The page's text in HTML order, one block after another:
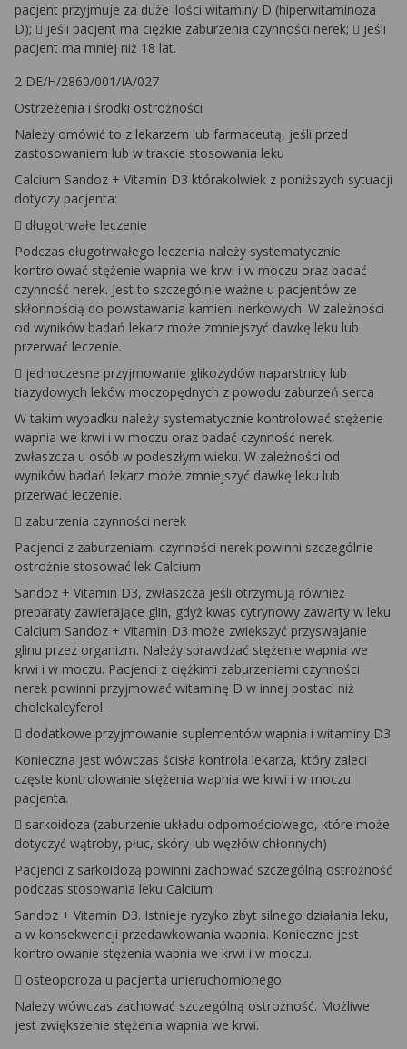
pacjent przyjmuje za duże ilości witaminy D (hiperwitaminoza
D);  jeśli pacjent ma ciężkie zaburzenia czynności nerek;  jeśli
pacjent ma mniej niż 18 lat.
2 DE/H/2860/001/IA/027
Ostrzeżenia i środki ostrożności
Należy omówić to z lekarzem lub farmaceutą, jeśli przed
zastosowaniem lub w trakcie stosowania leku
Calcium Sandoz + Vitamin D3 którakolwiek z poniższych sytuacji
dotyczy pacjenta:
 długotrwałe leczenie
Podczas długotrwałego leczenia należy systematycznie
kontrolować stężenie wapnia we krwi i w moczu oraz badać
czynność nerek. Jest to szczególnie ważne u pacjentów ze
skłonnością do powstawania kamieni nerkowych. W zależności
od wyników badań lekarz może zmniejszyć dawkę leku lub
przerwać leczenie.
 jednoczesne przyjmowanie glikozydów naparstnicy lub
tiazydowych leków moczopędnych z powodu zaburzeń serca
W takim wypadku należy systematycznie kontrolować stężenie
wapnia we krwi i w moczu oraz badać czynność nerek,
zwłaszcza u osób w podeszłym wieku. W zależności od
wyników badań lekarz może zmniejszyć dawkę leku lub
przerwać leczenie.
 zaburzenia czynności nerek
Pacjenci z zaburzeniami czynności nerek powinni szczególnie
ostrożnie stosować lek Calcium
Sandoz + Vitamin D3, zwłaszcza jeśli otrzymują również
preparaty zawierające glin, gdyż kwas cytrynowy zawarty w leku
Calcium Sandoz + Vitamin D3 może zwiększyć przyswajanie
glinu przez organizm. Należy sprawdzać stężenie wapnia we
krwi i w moczu. Pacjenci z ciężkimi zaburzeniami czynności
nerek powinni przyjmować witaminę D w innej postaci niż
cholekalcyferol.
 dodatkowe przyjmowanie suplementów wapnia i witaminy D3
Konieczna jest wówczas ścisła kontrola lekarza, który zaleci
częste kontrolowanie stężenia wapnia we krwi i w moczu
pacjenta.
 sarkoidoza (zaburzenie układu odpornościowego, które może
dotyczyć wątroby, płuc, skóry lub węzłów chłonnych)
Pacjenci z sarkoidozą powinni zachować szczególną ostrożność
podczas stosowania leku Calcium
Sandoz + Vitamin D3. Istnieje ryzyko zbyt silnego działania leku,
a w konsekwencji przedawkowania wapnia. Konieczne jest
kontrolowanie stężenia wapnia we krwi i w moczu.
 osteoporoza u pacjenta unieruchomionego
Należy wówczas zachować szczególną ostrożność. Możliwe
jest zwiększenie stężenia wapnia we krwi.